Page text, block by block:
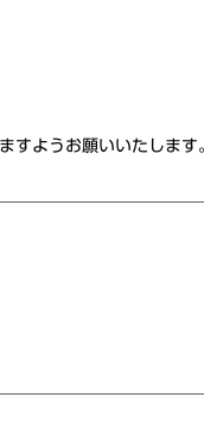
すようお願いいたします